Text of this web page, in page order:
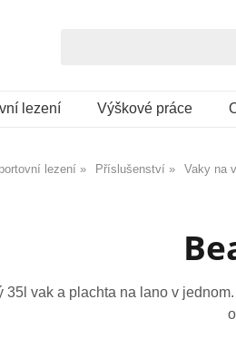
lezení Výškové práce
lezení Příslušenství Vaky na
35l vak a plachta na lano v